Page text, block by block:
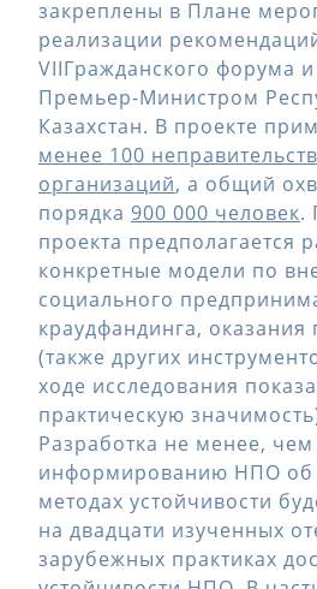
закреплены в Плане
реализации
VIIГражданского форума
Премьер-Министром
Казахстан. В проекте
менее 100
организаций, а общий
порядка 900 000 человек.
проекта предполагается
конкретные модели по
социального
краудфандинга, оказания
(также других
ходе исследования
практическую
Разработка не менее,
информированию НПО об
методах устойчивости
на двадцати изученных
зарубежных практиках